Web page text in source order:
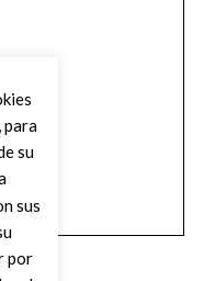
para
su
sus
por